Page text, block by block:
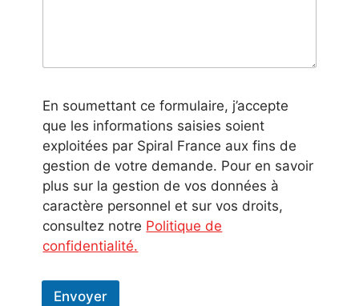
En soumettant ce formulaire, j’accepte
que les informations saisies soient
exploitées par Spiral France aux fins de
gestion de votre demande. Pour en savoir
plus sur la gestion de vos données à
caractère personnel et sur vos droits,
consultez notre Politique de
confidentialité.
Envoyer